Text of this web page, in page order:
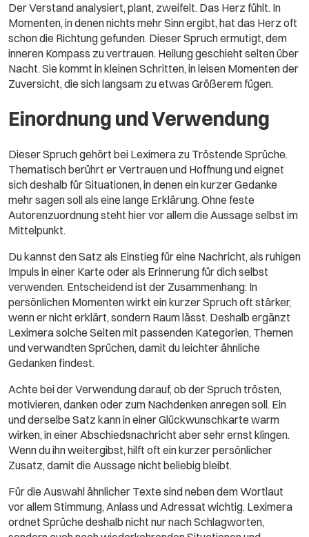
Der Verstand analysiert, plant, zweifelt. Das Herz fühlt. In
Momenten, in denen nichts mehr Sinn ergibt, hat das Herz oft
schon die Richtung gefunden. Dieser Spruch ermutigt, dem
inneren Kompass zu vertrauen. Heilung geschieht selten über
Nacht. Sie kommt in kleinen Schritten, in leisen Momenten der
Zuversicht, die sich langsam zu etwas Größerem fügen.
Einordnung und Verwendung
Dieser Spruch gehört bei Leximera zu Tröstende Sprüche.
Thematisch berührt er Vertrauen und Hoffnung und eignet
sich deshalb für Situationen, in denen ein kurzer Gedanke
mehr sagen soll als eine lange Erklärung. Ohne feste
Autorenzuordnung steht hier vor allem die Aussage selbst im
Mittelpunkt.
Du kannst den Satz als Einstieg für eine Nachricht, als ruhigen
Impuls in einer Karte oder als Erinnerung für dich selbst
verwenden. Entscheidend ist der Zusammenhang: In
persönlichen Momenten wirkt ein kurzer Spruch oft stärker,
wenn er nicht erklärt, sondern Raum lässt. Deshalb ergänzt
Leximera solche Seiten mit passenden Kategorien, Themen
und verwandten Sprüchen, damit du leichter ähnliche
Gedanken findest.
Achte bei der Verwendung darauf, ob der Spruch trösten,
motivieren, danken oder zum Nachdenken anregen soll. Ein
und derselbe Satz kann in einer Glückwunschkarte warm
wirken, in einer Abschiedsnachricht aber sehr ernst klingen.
Wenn du ihn weitergibst, hilft oft ein kurzer persönlicher
Zusatz, damit die Aussage nicht beliebig bleibt.
Für die Auswahl ähnlicher Texte sind neben dem Wortlaut
vor allem Stimmung, Anlass und Adressat wichtig. Leximera
ordnet Sprüche deshalb nicht nur nach Schlagworten,